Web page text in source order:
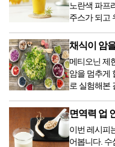
노란색 파프
주스가 되고
채식이 암
메티오닌 제
암을 멈추게
로 실험해본
면역력 업
이번 레시피
어봅니다. 수